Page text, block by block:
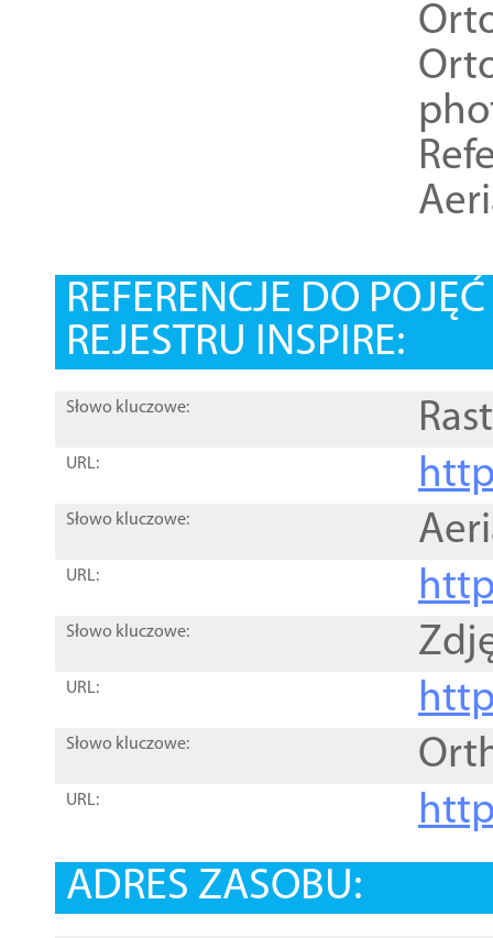
REFERENCJE DO
REJESTRU INSPIRE:
Słowo kluczowe:
URL:
Słowo kluczowe:
URL:
Słowo kluczowe:
URL:
Słowo kluczowe:
URL:
ADRES ZASOBU: